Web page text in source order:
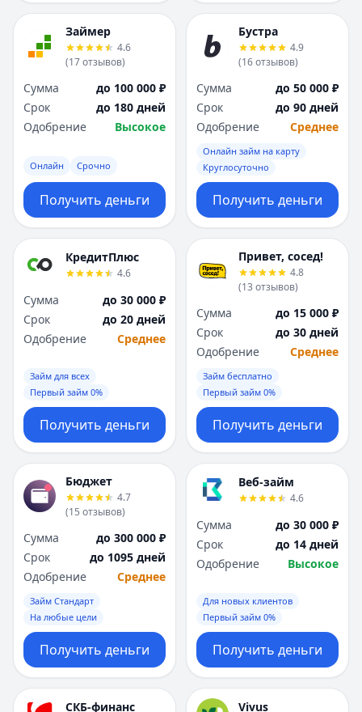
Займер
4.6
(17отзывов)
Сумма
до 100 000 ₽
Срок
до 180 дней
Одобрение
Высокое
Онлайн Срочно
Получить деньги
Бустра
4.9
(16отзывов)
Сумма
до 50 000 ₽
Срок
до 90 дней
Одобрение
Среднее
Онлайн займ на карту
Круглосуточно
Получить деньги
КредитПлюс
4.6
Сумма
до 30 000 ₽
Срок
до 20 дней
Одобрение
Среднее
Займ для всех
Первый займ 0%
Получить деньги
Привет, сосед!
4.8
(13 отзывов)
Сумма
до 15 000 ₽
Срок
до 30 дней
Одобрение
Среднее
Займ бесплатно
Первый займ 0%
Получить деньги
Бюджет
4.7
(15 отзывов)
Сумма
до 300 000 ₽
Срок
до 1095 дней
Одобрение
Среднее
Займ Стандарт
На любые цели
Получить деньги
Веб-займ
4.6
Сумма
до 30 000 ₽
Срок
до 14 дней
Одобрение
Высокое
Для новых клиентов
Первый займ 0%
Получить деньги
СКБ-финанс Vivus